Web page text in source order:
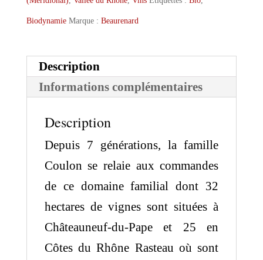
Biodynamie Marque : Beaurenard
Description
Informations complémentaires
Description
Depuis 7 générations, la famille
Coulon se relaie aux commandes
de ce domaine familial dont 32
hectares de vignes sont situées à
Châteauneuf-du-Pape et 25 en
Côtes du Rhône Rasteau où sont